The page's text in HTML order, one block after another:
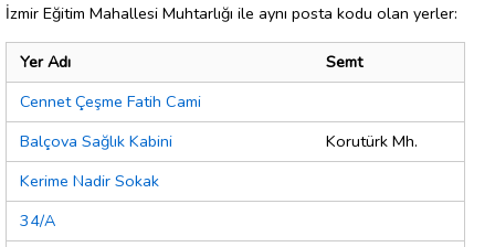
İzmir Eğitim Mahallesi Muhtarlığı ile aynı posta kodu olan yerler:
Yer Adı
Semt
Cennet Çeşme Fatih Cami
Balçova Sağlık Kabini
Korutürk Mh.
Kerime Nadir Sokak
34/A